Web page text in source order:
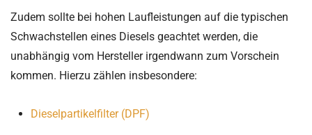
Zudem sollte bei hohen Laufleistungen auf die typischen
Schwachstellen eines Diesels geachtet werden, die
unabhängig vom Hersteller irgendwann zum Vorschein
kommen. Hierzu zählen insbesondere:
Dieselpartikelfilter (DPF)